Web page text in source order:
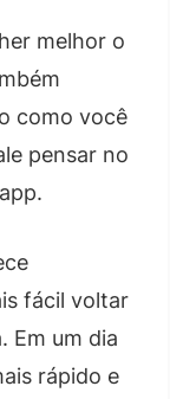
melhor o
como você
pensar no
fácil voltar
Em um dia
rápido e